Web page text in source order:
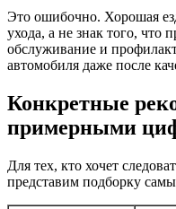
Это ошибочно. Хорошая
ухода, а не знак того, что
обслуживание и
автомобиля даже после
Конкретные
примерными
Для тех, кто хочет
представим подборку